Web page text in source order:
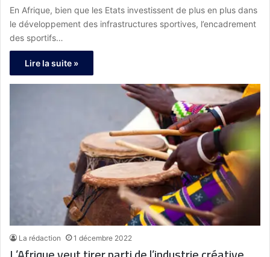
En Afrique, bien que les Etats investissent de plus en plus dans
le développement des infrastructures sportives, l’encadrement
des sportifs…
Lire la suite »
La rédaction 1 décembre 2022